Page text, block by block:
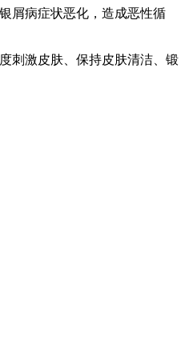
屑病症状恶化，造成恶性循
刺激皮肤、保持皮肤清洁、锻